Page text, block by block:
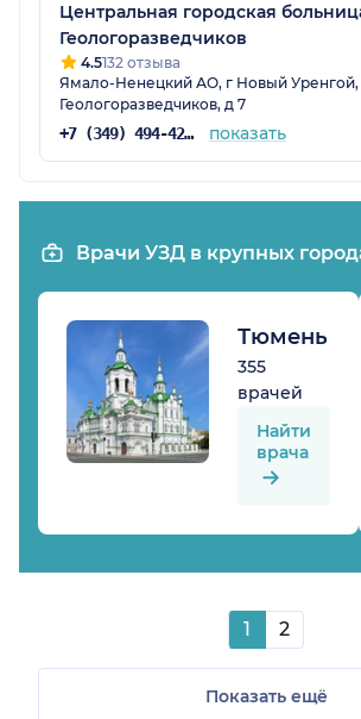
Центральная городская
Геологоразведчиков
4.5132 отзыва
Ямало-Ненецкий АО, г Новый Уренгой,
Геологоразведчиков, д 7
+7 (349) 494-42-62 показать
Врачи УЗД в крупных
Тюмень
355
врачей
Найти
врача
1 2
Показать ещё